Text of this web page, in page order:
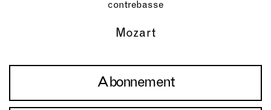
Abonnement
contrebasse
Mozart